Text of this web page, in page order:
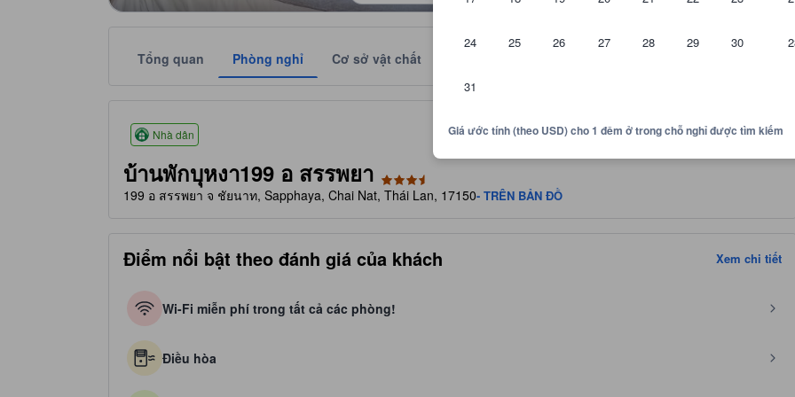
24 25 26 27 28 29 30
31
Giá ước tính (theo USD) cho 1 đêm ở trong chỗ nghỉ được tìm kiếm
Tổng quan Phòng nghỉ Cơ sở vật chất
Nhà dân
บ้านพักบุหงา199 อ สรรพยา
199 อ สรรพยา จ ชัยนาท, Sapphaya, Chai Nat, Thái Lan, 17150- TRÊN BẢN ĐỒ
Điểm nổi bật theo đánh giá của khách Xem chi tiết
Wi-Fi miễn phí trong tất cả các phòng!
Điều hòa